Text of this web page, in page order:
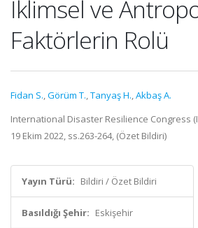
İklimsel ve
Faktörlerin Rolü
Fidan S.,Görüm T.,Tanyaş H.,Akbaş A.
International Disaster Resilience Congress
19 Ekim 2022, ss.263-264, (Özet Bildiri)
Yayın Türü: Bildiri / Özet Bildiri
Basıldığı Şehir: Eskişehir